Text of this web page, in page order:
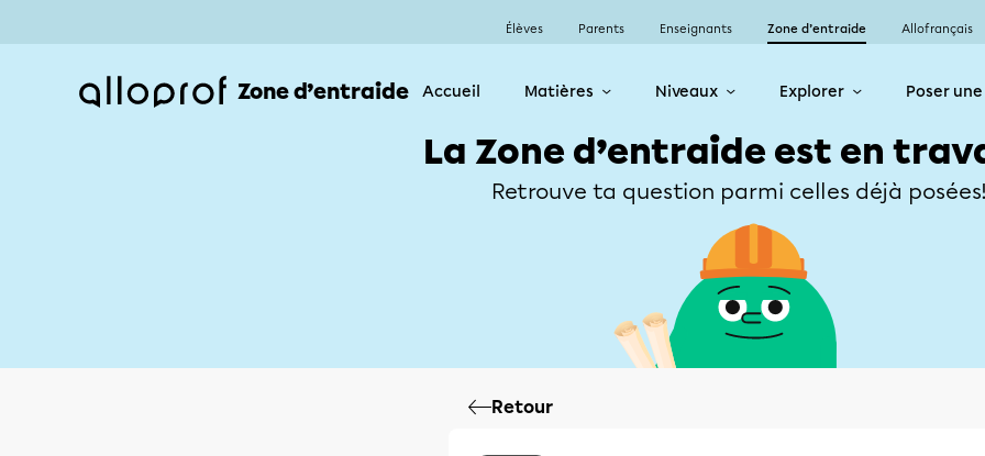
Élèves Parents Enseignants Zone d’entraide Allofrançais
Zone d’entraide Accueil Matières Niveaux Explorer Poser
La Zone d’entraide est en
Retrouve ta question parmi celles déjà
Retour